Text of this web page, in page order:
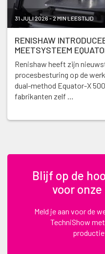
31 JULI 2026 - 2 MIN LEESTIJD
RENISHAW
MEETSYSTEEM
Renishaw heeft zijn
procesbesturing op de
dual-method Equator-X
fabrikanten zelf …
Blijf op de
voor
Meld je aan voor de
TechniShow